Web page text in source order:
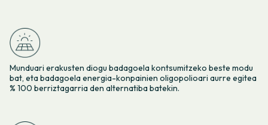
Munduari erakusten diogu badagoela kontsumitzeko beste modu
bat, eta badagoela energia-konpainien oligopolioari aurre egitea
% 100 berriztagarria den alternatiba batekin.